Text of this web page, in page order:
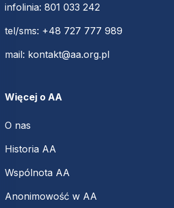
infolinia: 801 033 242
tel/sms: +48 727 777 989
mail: kontakt@aa.org.pl
Więcej o AA
O nas
Historia AA
Wspólnota AA
Anonimowość w AA